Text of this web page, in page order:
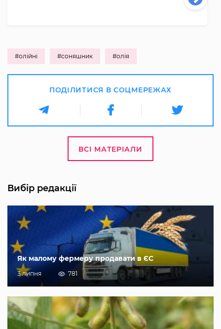
#олійні #соняшник #олія
ПОДІЛИТИСЯ В СОЦМЕРЕЖАХ
ВСІ МАТЕРІАЛИ
Вибір редакції
Як малому фермеру продавати в ЄС
3 липня 781